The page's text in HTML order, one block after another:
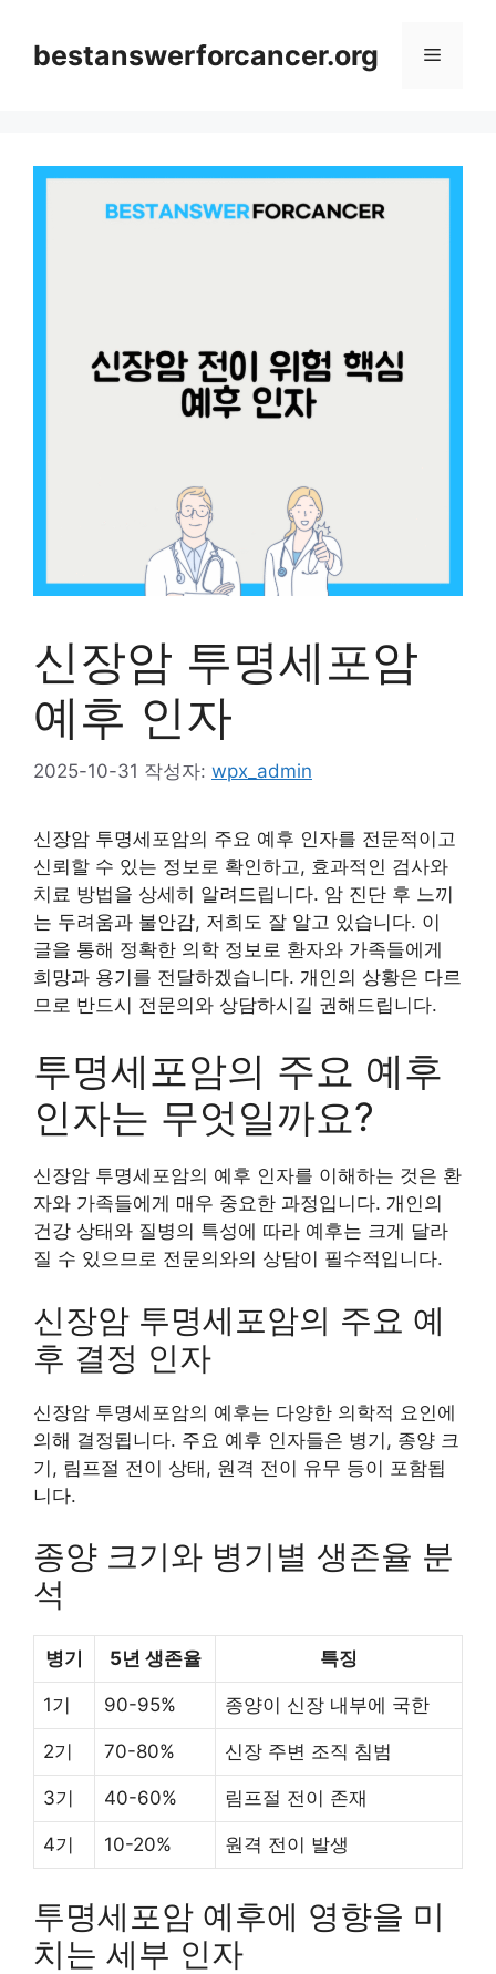
bestanswerforcancer.org 메
신장암 투명세포암
예후 인자
2025-10-31 작성자: wpx_admin
신장암 투명세포암의 주요 예후 인자를 전문적이고
신뢰할 수 있는 정보로 확인하고, 효과적인 검사와
치료 방법을 상세히 알려드립니다. 암 진단 후 느끼
는 두려움과 불안감, 저희도 잘 알고 있습니다. 이
글을 통해 정확한 의학 정보로 환자와 가족들에게
희망과 용기를 전달하겠습니다. 개인의 상황은 다르
므로 반드시 전문의와 상담하시길 권해드립니다.
투명세포암의 주요 예후
인자는 무엇일까요?
신장암 투명세포암의 예후 인자를 이해하는 것은 환
자와 가족들에게 매우 중요한 과정입니다. 개인의
건강 상태와 질병의 특성에 따라 예후는 크게 달라
질 수 있으므로 전문의와의 상담이 필수적입니다.
신장암 투명세포암의 주요 예
후 결정 인자
신장암 투명세포암의 예후는 다양한 의학적 요인에
의해 결정됩니다. 주요 예후 인자들은 병기, 종양 크
기, 림프절 전이 상태, 원격 전이 유무 등이 포함됩
니다.
종양 크기와 병기별 생존율 분
석
병기 5년 생존율 특징
1기 90-95% 종양이 신장 내부에 국한
2기 70-80% 신장 주변 조직 침범
3기 40-60% 림프절 전이 존재
4기 10-20% 원격 전이 발생
투명세포암 예후에 영향을 미
치는 세부 인자